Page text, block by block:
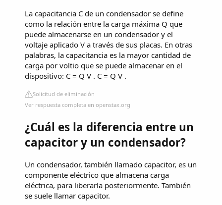
La capacitancia C de un condensador se define
como la relación entre la carga máxima Q que
puede almacenarse en un condensador y el
voltaje aplicado V a través de sus placas. En otras
palabras, la capacitancia es la mayor cantidad de
carga por voltio que se puede almacenar en el
dispositivo: C = Q V . C = Q V .
Solicitud de eliminación
Ver respuesta completa en openstax.org
¿Cuál es la diferencia entre un
capacitor y un condensador?
Un condensador, también llamado capacitor, es un
componente eléctrico que almacena carga
eléctrica, para liberarla posteriormente. También
se suele llamar capacitor.